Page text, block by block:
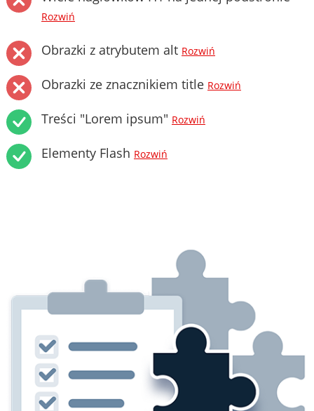
Rozwiń
Obrazki z atrybutem alt Rozwiń
Obrazki ze znacznikiem title Rozwiń
Treści "Lorem ipsum" Rozwiń
Elementy Flash Rozwiń